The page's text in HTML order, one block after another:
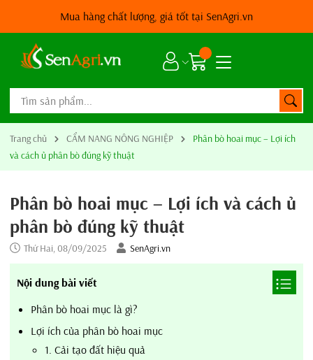
Mua hàng chất lượng, giá tốt tại SenAgri.vn
Trang chủ CẨM NANG NÔNG NGHIỆP
Phân bò hoai mục – Lợi ích
và cách ủ phân bò đúng kỹ thuật
Phân bò hoai mục – Lợi ích và cách ủ
phân bò đúng kỹ thuật
Thứ Hai, 08/09/2025 SenAgri.vn
Nội dung bài viết
Phân bò hoai mục là gì?
Lợi ích của phân bò hoai mục
1. Cải tạo đất hiệu quả